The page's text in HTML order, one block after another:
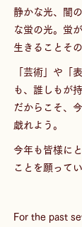
静かな光、闇
な蛍の光。蛍
生きることその
「芸術」や「
も、誰しもが
だからこそ、
戯れよう。
今年も皆様に
ことを願って
For the past